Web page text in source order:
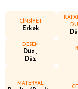
CİNSİYET
Erkek
DESEN
Düz
Düz
MATERYAL